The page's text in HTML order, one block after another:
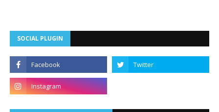
SOCIAL PLUGIN